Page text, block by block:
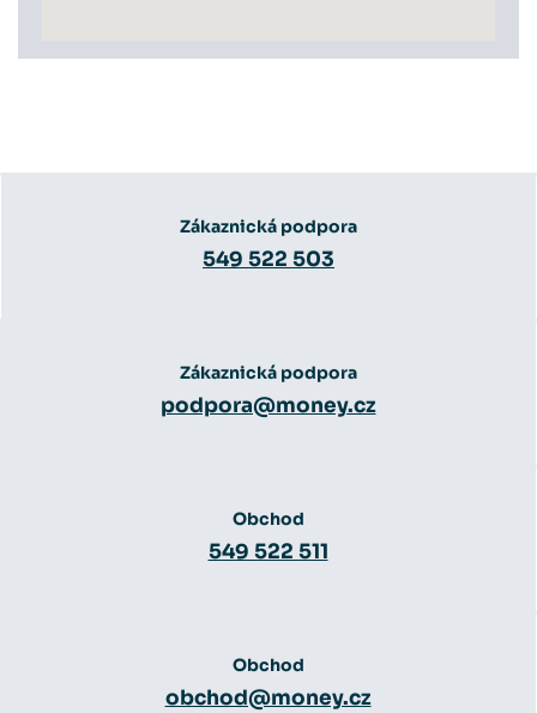
Zákaznická podpora
549 522 503
Zákaznická podpora
podpora@money.cz
Obchod
549 522 511
Obchod
obchod@money.cz